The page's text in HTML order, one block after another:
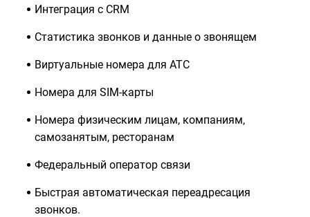
Интеграция с CRM
Статистика звонков и данные о звонящем
Виртуальные номера для АТС
Номера для SIM-карты
Номера физическим лицам, компаниям,
самозанятым, ресторанам
Федеральный оператор связи
Быстрая автоматическая переадресация
звонков.